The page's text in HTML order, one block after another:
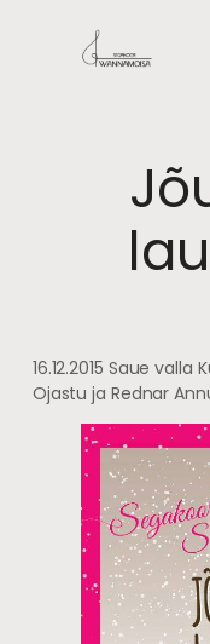
16.12.2015 Saue
Ojastu ja Rednar